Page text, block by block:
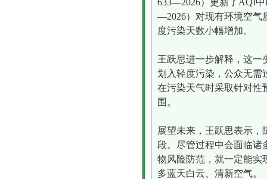
633—2026）更新了AQI中
—2026）对现有环境空气
度污染天数小幅增加。
王跃思进一步解释，这一
划入轻度污染，公众无需
在污染天气时采取针对性
围。
展望未来，王跃思表示
段。尽管过程中会面临诸
物风险防范，就一定能实
多蓝天白云、清新空气。